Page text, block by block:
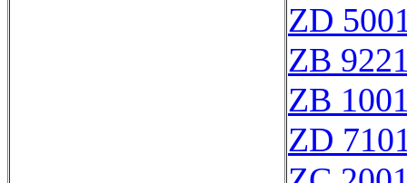
ZD
ZB
ZB
ZD